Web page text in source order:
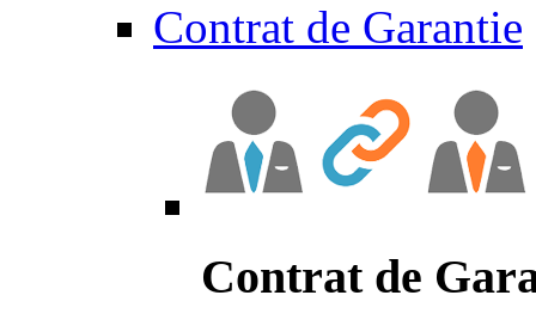
Contrat de Garantie
Contrat de